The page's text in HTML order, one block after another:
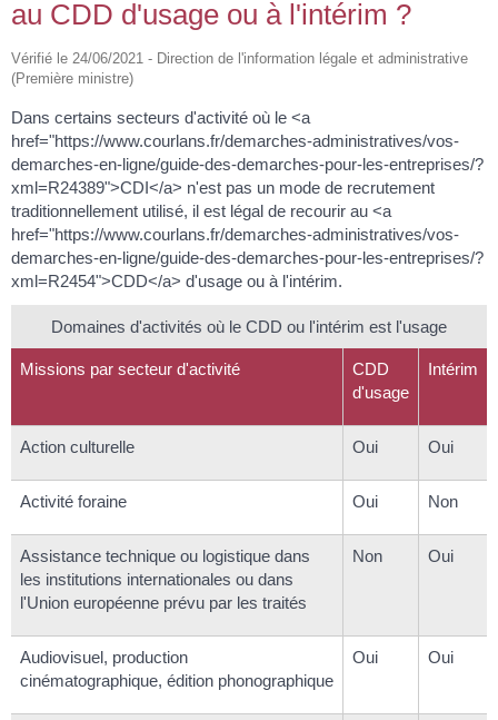
au CDD d'usage ou à l'intérim ?
Vérifié le 24/06/2021 - Direction de l'information légale et administrative
(Première ministre)
Dans certains secteurs d'activité où le <a
href="https://www.courlans.fr/demarches-administratives/vos-
demarches-en-ligne/guide-des-demarches-pour-les-entreprises/?
xml=R24389">CDI</a> n'est pas un mode de recrutement
traditionnellement utilisé, il est légal de recourir au <a
href="https://www.courlans.fr/demarches-administratives/vos-
demarches-en-ligne/guide-des-demarches-pour-les-entreprises/?
xml=R2454">CDD</a> d'usage ou à l'intérim.
Domaines d'activités où le CDD ou l'intérim est l'usage
Missions par secteur d'activité
CDD
d'usage
Intérim
Action culturelle Oui Oui
Activité foraine Oui Non
Assistance technique ou logistique dans
les institutions internationales ou dans
l'Union européenne prévu par les traités
Non Oui
Audiovisuel, production
cinématographique, édition phonographique
Oui Oui